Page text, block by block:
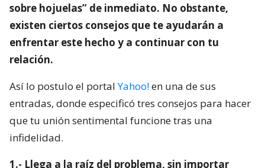
sobre hojuelas” de inmediato. No obstante,
existen ciertos consejos que te ayudarán a
enfrentar este hecho y a continuar con tu
relación.
Así lo postulo el portalYahoo!en una de sus
entradas, donde especificó tres consejos para hacer
que tu unión sentimental funcione tras una
infidelidad.
1.- Llega a la raíz del problema, sin importar